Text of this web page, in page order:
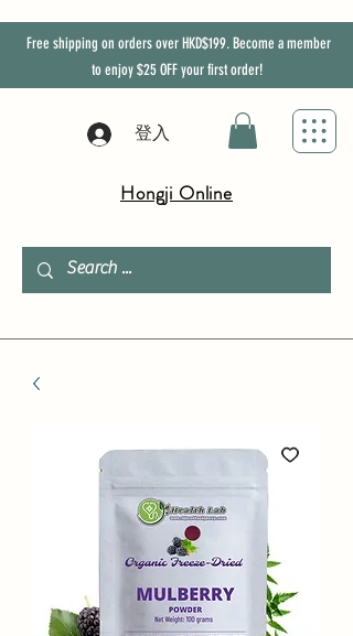
Free shipping on orders over HKD$199. Become a member
to enjoy$25 OFFyour first order!
登入
Hongji Online